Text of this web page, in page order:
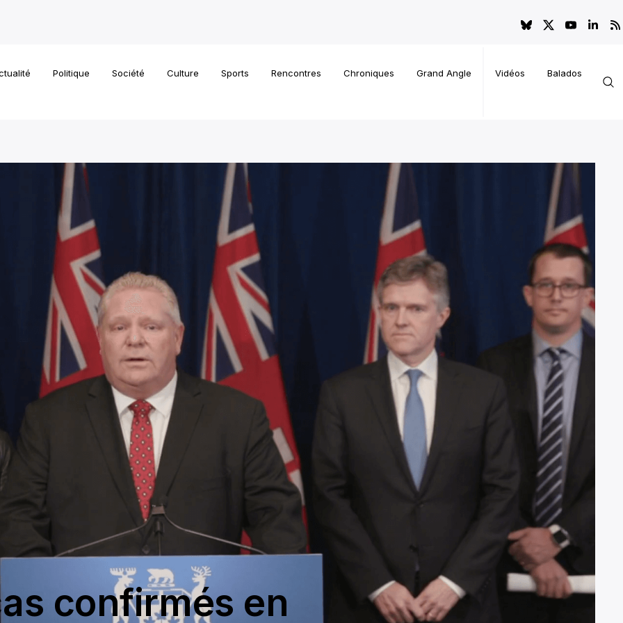
Politique Société Culture Sports Rencontres Chroniques Grand Angle Vidéos Balados
confirmés en